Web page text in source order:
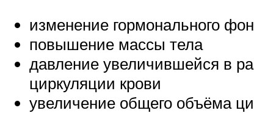
изменение гормонального
повышение массы тела
давление увеличившейся в
циркуляции крови
увеличение общего объёма